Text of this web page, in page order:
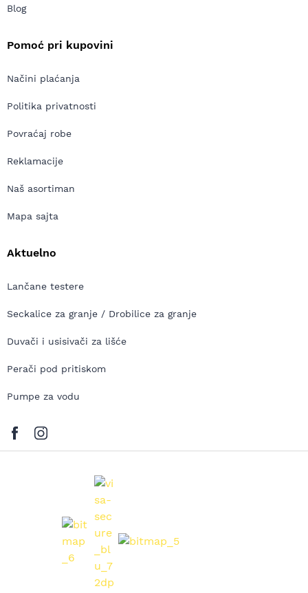
Blog
Pomoć pri kupovini
Načini plaćanja
Politika privatnosti
Povraćaj robe
Reklamacije
Naš asortiman
Mapa sajta
Aktuelno
Lančane testere
Seckalice za granje / Drobilice za granje
Duvači i usisivači za lišće
Perači pod pritiskom
Pumpe za vodu